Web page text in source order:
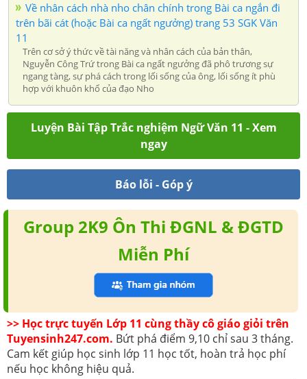
Về nhân cách nhà nho chân chính trong Bài ca ngắn đi
trên bãi cát (hoặc Bài ca ngất ngưởng) trang 53 SGK Văn
11
Trên cơ sở ý thức về tài năng và nhân cách của bản thân,
Nguyễn Công Trứ trong Bài ca ngất ngưởng đã phô trương sự
ngang tàng, sự phá cách trong lối sống của ông, lối sống ít phù
hợp với khuôn khổ của đạo Nho
Luyện Bài Tập Trắc nghiệm Ngữ Văn 11 - Xem
ngay
Báo lỗi - Góp ý
Group 2K9 Ôn Thi ĐGNL & ĐGTD
Miễn Phí
>> Học trực tuyến Lớp 11 cùng thầy cô giáo giỏi trên
Tuyensinh247.com. Bứt phá điểm 9,10 chỉ sau 3 tháng.
Cam kết giúp học sinh lớp 11 học tốt, hoàn trả học phí
nếu học không hiệu quả.